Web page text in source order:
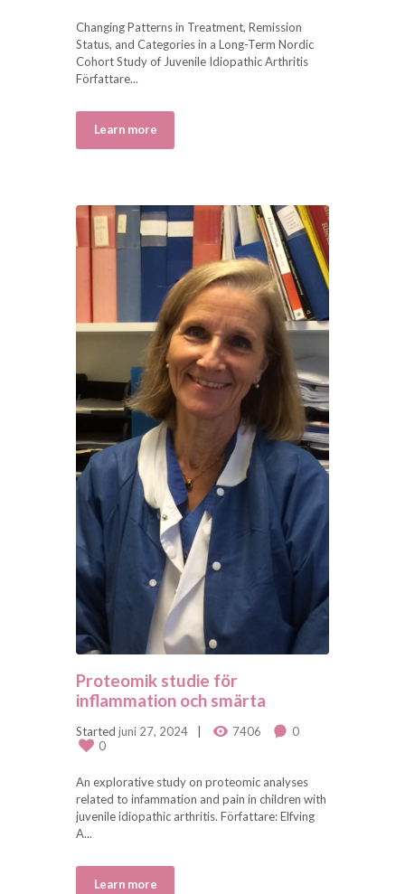
Changing Patterns in Treatment, Remission
Status, and Categories in a Long-Term Nordic
Cohort Study of Juvenile Idiopathic Arthritis
Författare...
Learn more
Proteomik studie för
inflammation och smärta
Started juni 27, 2024 7406
0
0
An explorative study on proteomic analyses
related to infammation and pain in children with
juvenile idiopathic arthritis. Författare: Elfving
A...
Learn more